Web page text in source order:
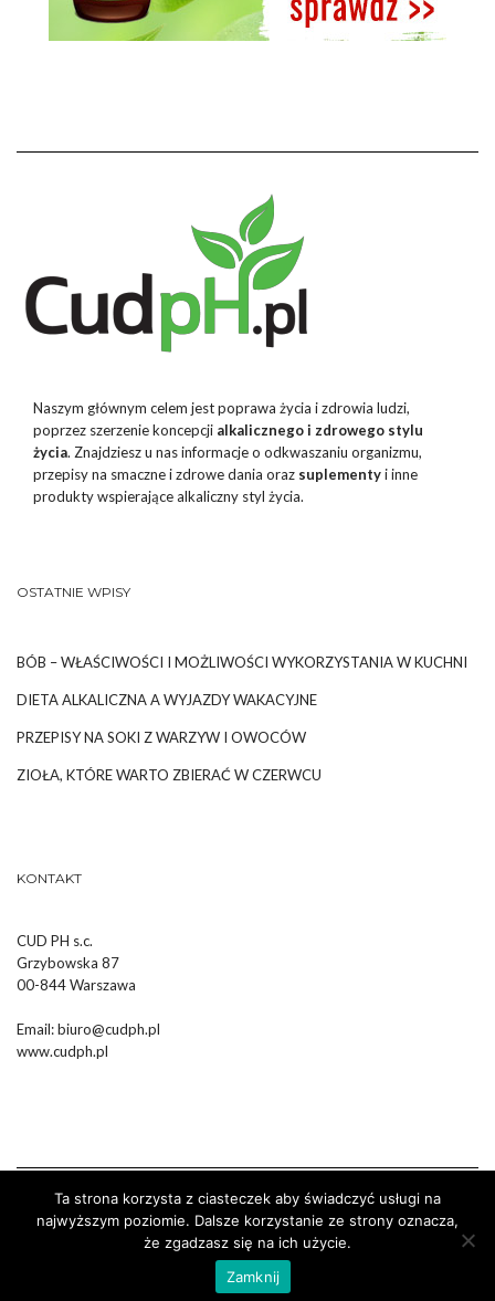
Naszym głównym celem jest poprawa życia i zdrowia ludzi,
poprzez szerzenie koncepcji alkalicznego i zdrowego stylu
życia. Znajdziesz u nas informacje o odkwaszaniu organizmu,
przepisy na smaczne i zdrowe dania oraz suplementyi inne
produkty wspierające alkaliczny styl życia.
OSTATNIE WPISY
BÓB – WŁAŚCIWOŚCI I MOŻLIWOŚCI WYKORZYSTANIA W KUCHNI
DIETA ALKALICZNA A WYJAZDY WAKACYJNE
PRZEPISY NA SOKI Z WARZYW I OWOCÓW
ZIOŁA, KTÓRE WARTO ZBIERAĆ W CZERWCU
KONTAKT
CUD PH s.c.
Grzybowska 87
00-844 Warszawa
Email:biuro@cudph.pl
www.cudph.pl
Wykonanie :Strony Internetowe Białystok Dr Pixel
Ta strona korzysta z ciasteczek aby świadczyć usługi na
najwyższym poziomie. Dalsze korzystanie ze strony oznacza,
że zgadzasz się na ich użycie.
Zamknij